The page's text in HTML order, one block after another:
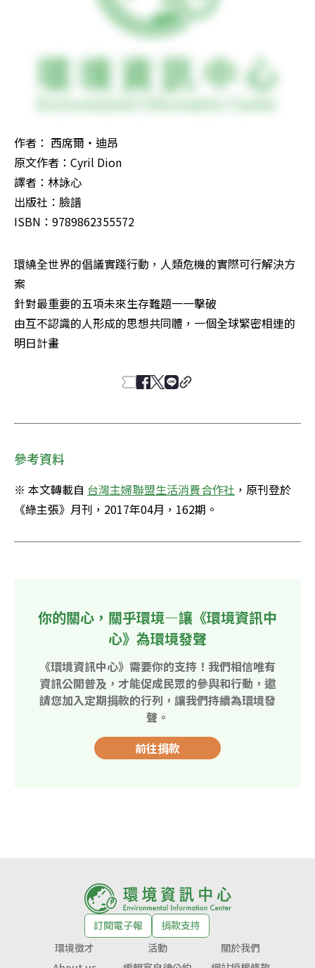
作者： 西席爾‧迪昂
原文作者：Cyril Dion
譯者：林詠心
出版社：臉譜
ISBN：9789862355572
環繞全世界的倡議實踐行動，人類危機的實際可行解決方
案
針對最重要的五項未來生存難題一一擊破
由互不認識的人形成的思想共同體，一個全球緊密相連的
明日計畫
參考資料
※ 本文轉載自 台灣主婦聯盟生活消費合作社 ，原刊登於
《綠主張》月刊，2017年04月，162期。
你的關心，關乎環境—讓《環境資訊中
心》為環境發聲
《環境資訊中心》需要你的支持！我們相信唯有
資訊公開普及，才能促成民眾的參與和行動，邀
請您加入定期捐款的行列，讓我們持續為環境發
聲。
前往捐款
訂閱電子報
捐款支持
環境徵才
活動
關於我們